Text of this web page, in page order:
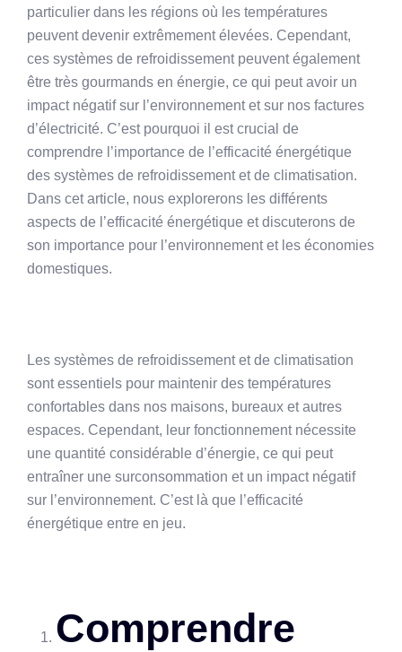
particulier dans les régions où les températures
peuvent devenir extrêmement élevées. Cependant,
ces systèmes de refroidissement peuvent également
être très gourmands en énergie, ce qui peut avoir un
impact négatif sur l’environnement et sur nos factures
d’électricité. C’est pourquoi il est crucial de
comprendre l’importance de l’efficacité énergétique
des systèmes de refroidissement et de climatisation.
Dans cet article, nous explorerons les différents
aspects de l’efficacité énergétique et discuterons de
son importance pour l’environnement et les économies
domestiques.
Les systèmes de refroidissement et de climatisation
sont essentiels pour maintenir des températures
confortables dans nos maisons, bureaux et autres
espaces. Cependant, leur fonctionnement nécessite
une quantité considérable d’énergie, ce qui peut
entraîner une surconsommation et un impact négatif
sur l’environnement. C’est là que l’efficacité
énergétique entre en jeu.
Comprendre